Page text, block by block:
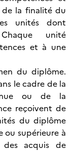
de la finalité du
unités dont
unité
et à une
du diplôme.
le cadre de la
ou de la
reçoivent de
du diplôme
supérieure à
acquis de